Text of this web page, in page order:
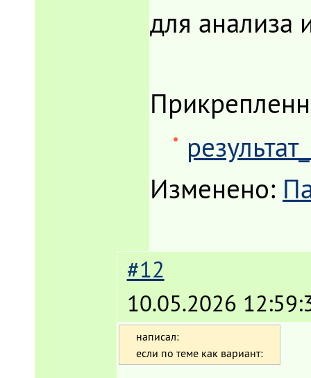
для анализа
Изменено:
#12
10.05.2026
написал:
если по теме как вариант: